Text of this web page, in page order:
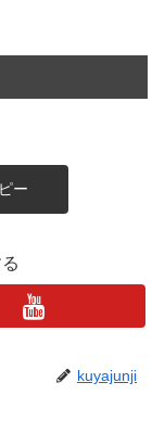
ー
kuyajunji